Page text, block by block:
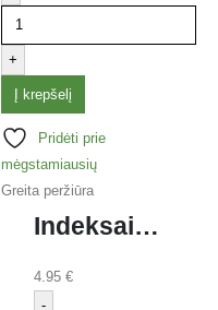
+
Į krepšelį
Pridėti prie
mėgstamiausių
Greita peržiūra
Indeksai žymekliai 3M POST- IT 25 x 43 mm, plastikiniai, geltona sp.
4.95 €
-